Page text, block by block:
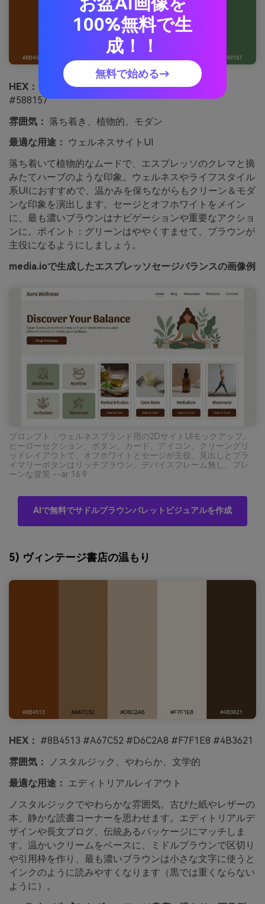
HEX： #8B4513 #2B1D14 #A3B18A #DAD7CD
#588157
雰囲気： 落ち着き、植物的、モダン
最適な用途：
ウェルネスサイトUI
落ち着いて植物的なムードで、エスプレッソのクレマと摘
みたてハーブのような印象。ウェルネスやライフスタイル
系UIにおすすめで、温かみを保ちながらもクリーン＆モダ
ンな印象を演出します。セージとオフホワイトをメイン
に、最も濃いブラウンはナビゲーションや重要なアクショ
ンに。ポイント：グリーンはややくすませて、ブラウンが
主役になるようにしましょう。
media.ioで生成したエスプレッソセージバランスの画像例
プロンプト：ウェルネスブランド用の2DサイトUIモックアップ。
ヒーローセクション、ボタン、カード、アイコン、クリーングリ
ッドレイアウトで、オフホワイトとセージが主役、見出しとプラ
イマリーボタンはリッチブラウン。デバイスフレーム無し、プレ
ーンな背景 --ar 16:9
AIで無料でサドルブラウンパレットビジュアルを作成
5) ヴィンテージ書店の温もり
HEX： #8B4513 #A67C52 #D6C2A8 #F7F1E8 #4B3621
雰囲気：
ノスタルジック、やわらか、文学的
最適な用途： エディトリアルレイアウト
ノスタルジックでやわらかな雰囲気。古びた紙やレザーの
本、静かな読書コーナーを思わせます。エディトリアルデ
ザインや長文ブログ、伝統あるパッケージにマッチしま
す。温かいクリームをベースに、ミドルブラウンで区切り
や引用枠を作り、最も濃いブラウンは小さな文字に使うと
インクのように読みやすくなります（黒では重くならない
ように）。
100%無料で生
成！！
無料で始める→